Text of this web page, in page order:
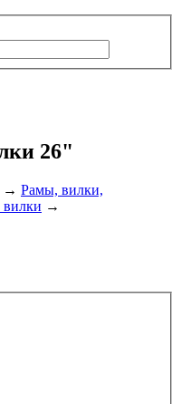
26"
→ Рамы, вилки,
→